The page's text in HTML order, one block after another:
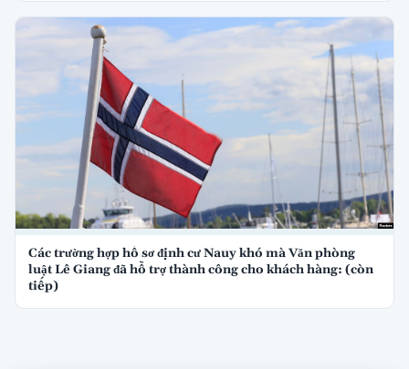
Các trường hợp hồ sơ định cư Nauy khó mà Văn phòng
luật Lê Giang đã hỗ trợ thành công cho khách hàng: (còn
tiếp)